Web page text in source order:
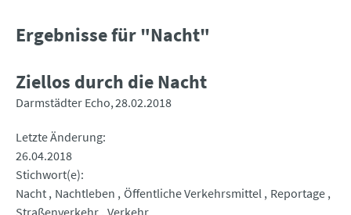
Ergebnisse für "Nacht"
Ziellos durch die Nacht
Darmstädter Echo 28.02.2018
Letzte Änderung
26.04.2018
Stichwort(e)
Nacht Nachtleben Öffentliche Verkehrsmittel Reportage
Straßenverkehr Verkehr